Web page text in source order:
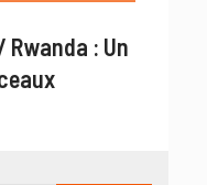
Rwanda : Un